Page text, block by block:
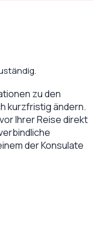
zu den
kurzfristig ändern.
Ihrer Reise direkt
der Konsulate